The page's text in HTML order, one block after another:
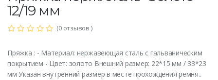
12/19 мм
(0 отзывов )
Пряжка : - Материал: нержавеющая сталь с гальваническим
покрытием - Цвет: золото Внешний размер: 22*15 мм / 33*23
мм Указан внутренний размер в месте прохождения ремня..